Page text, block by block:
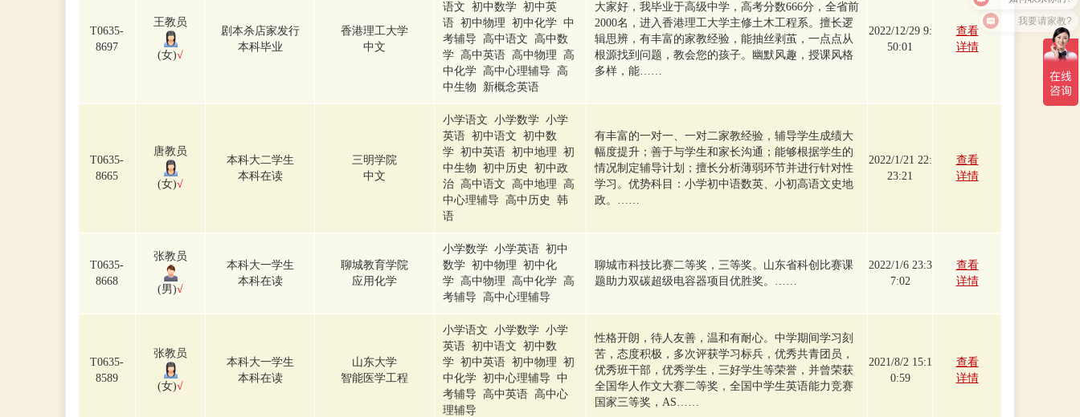
T0635-
8697
王教员
(女)√
剧本杀店家发行
本科毕业
香港理工大学
中文
语文 初中数学 初中英
语 初中物理 初中化学 中
考辅导 高中语文 高中数
学 高中英语 高中物理 高
中化学 高中心理辅导 高
中生物 新概念英语
大家好，我毕业于高级中学，高考分数666分，全省前
2000名，进入香港理工大学主修土木工程系。擅长逻
辑思辨，有丰富的家教经验，能抽丝剥茧，一点点从
根源找到问题，教会您的孩子。幽默风趣，授课风格
多样，能……
2022/12/29 9:
50:01
查看
详情
T0635-
8665
唐教员
(女)√
本科大二学生
本科在读
三明学院
中文
小学语文 小学数学 小学
英语 初中语文 初中数
学 初中英语 初中地理 初
中生物 初中历史 初中政
治 高中语文 高中地理 高
中心理辅导 高中历史 韩
语
有丰富的一对一、一对二家教经验，辅导学生成绩大
幅度提升；善于与学生和家长沟通；能够根据学生的
情况制定辅导计划；擅长分析薄弱环节并进行针对性
学习。优势科目：小学初中语数英、小初高语文史地
政。……
2022/1/21 22:
23:21
查看
详情
T0635-
8668
张教员
(男)√
本科大一学生
本科在读
聊城教育学院
应用化学
小学数学 小学英语 初中
数学 初中物理 初中化
学 高中物理 高中化学 高
考辅导 高中心理辅导
聊城市科技比赛二等奖，三等奖。山东省科创比赛课
题助力双碳超级电容器项目优胜奖。……
2022/1/6 23:3
7:02
查看
详情
T0635-
8589
张教员
(女)√
本科大一学生
本科在读
山东大学
智能医学工程
小学语文 小学数学 小学
英语 初中语文 初中数
学 初中英语 初中物理 初
中化学 初中心理辅导 中
考辅导 高中英语 高中心
理辅导
性格开朗，待人友善，温和有耐心。中学期间学习刻
苦，态度积极，多次评获学习标兵，优秀共青团员，
优秀班干部，优秀学生，三好学生等荣誉，并曾荣获
全国华人作文大赛二等奖，全国中学生英语能力竞赛
国家三等奖，AS……
2021/8/2 15:1
0:59
查看
详情
我要请家教?